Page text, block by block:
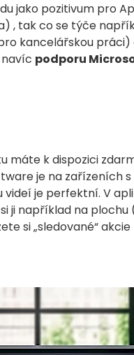
jako pozitivum pro
, tak co se týče
kancelářskou práci)
podporu
máte k dispozici
je na zařízeních
je perfektní. V
ji například na
si „sledované“